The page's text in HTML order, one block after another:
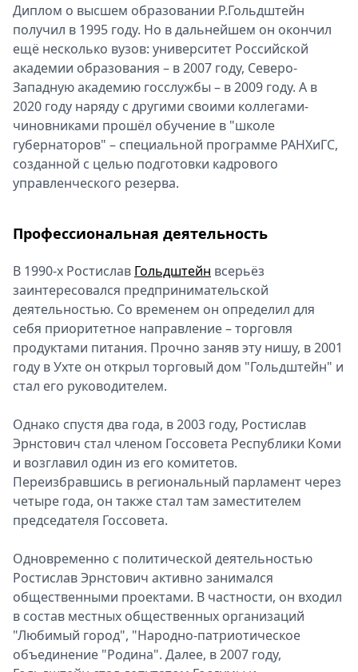
Диплом о высшем образовании Р.Гольдштейн
получил в 1995 году. Но в дальнейшем он окончил
ещё несколько вузов: университет Российской
академии образования – в 2007 году, Северо-
Западную академию госслужбы – в 2009 году. А в
2020 году наряду с другими своими коллегами-
чиновниками прошёл обучение в "школе
губернаторов" – специальной программе РАНХиГС,
созданной с целью подготовки кадрового
управленческого резерва.
Профессиональная деятельность
В 1990-х Ростислав Гольдштейн всерьёз
заинтересовался предпринимательской
деятельностью. Со временем он определил для
себя приоритетное направление – торговля
продуктами питания. Прочно заняв эту нишу, в 2001
году в Ухте он открыл торговый дом "Гольдштейн" и
стал его руководителем.
Однако спустя два года, в 2003 году, Ростислав
Эрнстович стал членом Госсовета Республики Коми
и возглавил один из его комитетов.
Переизбравшись в региональный парламент через
четыре года, он также стал там заместителем
председателя Госсовета.
Одновременно с политической деятельностью
Ростислав Эрнстович активно занимался
общественными проектами. В частности, он входил
в состав местных общественных организаций
"Любимый город", "Народно-патриотическое
объединение "Родина". Далее, в 2007 году,